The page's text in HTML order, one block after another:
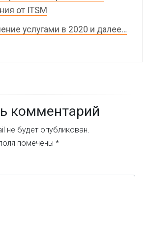
от ITSM
услугами в 2020 и далее…
комментарий
не будет опубликован.
помечены *